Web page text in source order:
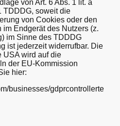
von Art. 6 Abs. 1 lit. a
TDDDG, soweit die
von Cookies oder den
im Endgerät des Nutzers (z.
im Sinne des TDDDG
ist jederzeit widerrufbar. Die
USA wird auf die
der EU-Kommission
hier:
businesses/gdprcontrollerte